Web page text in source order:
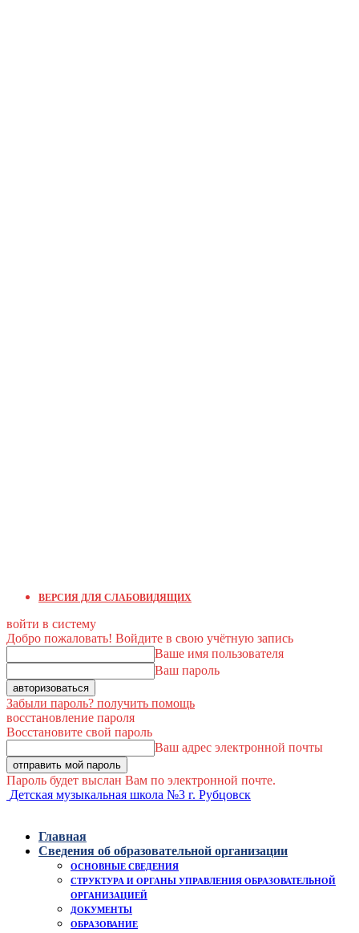
ВЕРСИЯ ДЛЯ СЛАБОВИДЯЩИХ
войти в систему
Добро пожаловать! Войдите в свою учётную запись
Ваше имя пользователя
Ваш пароль
Забыли пароль? получить помощь
восстановление пароля
Восстановите свой пароль
Ваш адрес электронной почты
Пароль будет выслан Вам по электронной почте.
Детская музыкальная школа №3 г. Рубцовск
Главная
Сведения об образовательной организации
ОСНОВНЫЕ СВЕДЕНИЯ
СТРУКТУРА И ОРГАНЫ УПРАВЛЕНИЯ ОБРАЗОВАТЕЛЬНОЙ
ОРГАНИЗАЦИЕЙ
ДОКУМЕНТЫ
ОБРАЗОВАНИЕ